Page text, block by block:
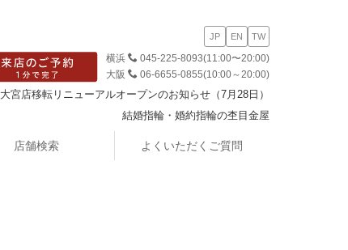
JP EN TW
横浜 045-225-8093(11:00〜20:00)
大阪
06-6655-0855(10:00～20:00)
大宮店移転リニューアルオープンのお知らせ（7月28日）
結婚指輪・婚約指輪の杢目金屋
店舗検索 よくいただくご質問